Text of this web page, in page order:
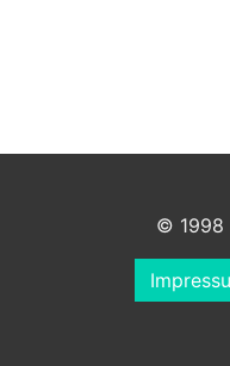
© 1998